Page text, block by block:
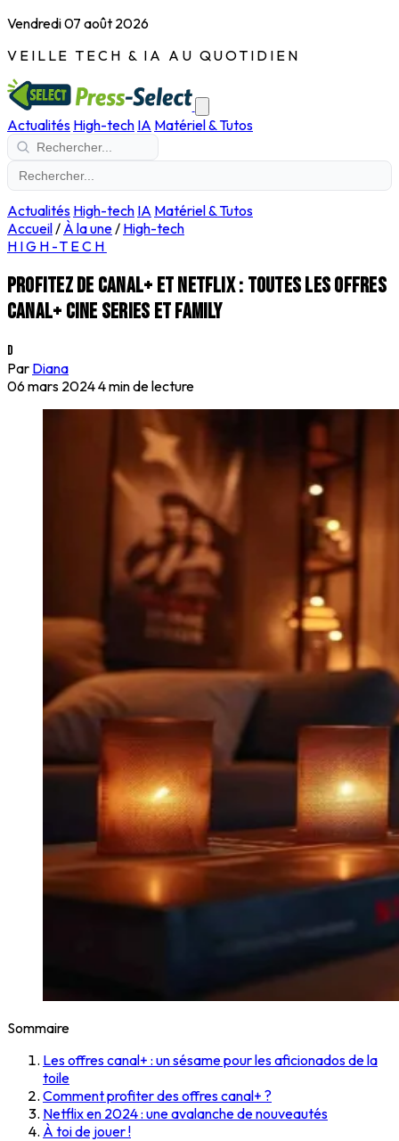
Vendredi 07 août 2026
VEILLE TECH & IA AU QUOTIDIEN
Actualités High-tech IA Matériel & Tutos
Actualités High-tech IA Matériel & Tutos
Accueil/ À la une/ High-tech
HIGH-TECH
Profitez de CANAL+ et Netflix : toutes les offres
CANAL+ CINE SERIES et FAMILY
D
Par Diana
06 mars 20244 min de lecture
Sommaire
Les offres canal+ : un sésame pour les aficionados de la
toile
Comment profiter des offres canal+ ?
Netflix en 2024 : une avalanche de nouveautés
À toi de jouer !